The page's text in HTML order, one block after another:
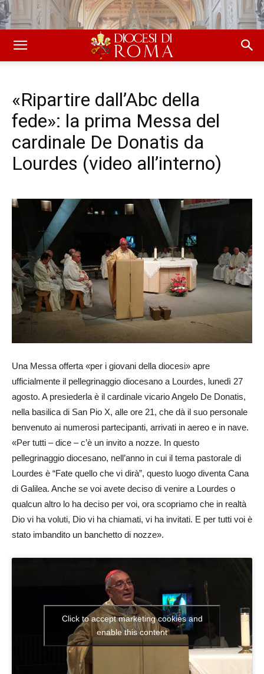
«Ripartire dall’Abc della
fede»: la prima Messa del
cardinale De Donatis da
Lourdes (video all’interno)
Una Messa offerta «per i giovani della diocesi» apre
ufficialmente il pellegrinaggio diocesano a Lourdes, lunedì 27
agosto. A presiederla è il cardinale vicario Angelo De Donatis,
nella basilica di San Pio X, alle ore 21, che dà il suo personale
benvenuto ai numerosi partecipanti, arrivati in aereo e in nave.
«Per tutti – dice – c’è un invito a nozze. In questo
pellegrinaggio diocesano, nell’anno in cui il tema pastorale di
Lourdes è “Fate quello che vi dirà”, questo luogo diventa Cana
di Galilea. Anche se voi avete deciso di venire a Lourdes o
qualcun altro lo ha deciso per voi, ora scopriamo che in realtà
Dio vi ha voluti, Dio vi ha chiamati, vi ha invitati. E per tutti voi è
stato imbandito un banchetto di nozze».
Click to accept marketing cookies and
enable this content